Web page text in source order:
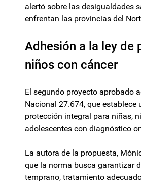
alertó sobre las desigualdades
enfrentan las provincias del
Adhesión a la ley de
niños con cáncer
El segundo proyecto aprobado
Nacional 27.674, que establece
protección integral para niñas,
adolescentes con diagnóstico
La autora de la propuesta,
que la norma busca garantizar
temprano, tratamiento